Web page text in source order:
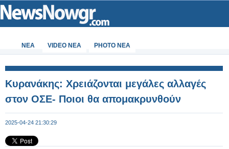
ΝΕΑ VIDEO NEA PHOTO NEA
Κυρανάκης: Χρειάζονται μεγάλες αλλαγές
στον ΟΣΕ- Ποιοι θα απομακρυνθούν
2025-04-24 21:30:29